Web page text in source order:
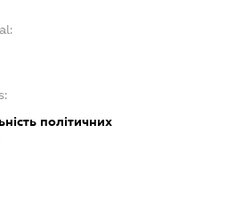
політичних